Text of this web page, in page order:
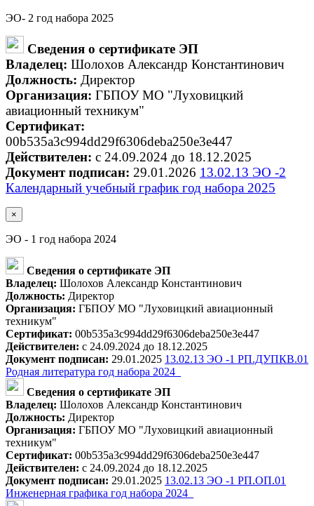
ЭО- 2 год набора 2025
Сведения о сертификате ЭП
Владелец: Шолохов Александр Константинович
Должность: Директор
Организация: ГБПОУ МО "Луховицкий
авиационный техникум"
Сертификат:
00b535a3c994dd29f6306deba250e3e447
Действителен: с 24.09.2024 до 18.12.2025
Документ подписан: 29.01.2026 13.02.13 ЭО -2
Календарный учебный график год набора 2025
×
ЭО - 1 год набора 2024
Сведения о сертификате ЭП
Владелец: Шолохов Александр Константинович
Должность: Директор
Организация: ГБПОУ МО "Луховицкий авиационный
техникум"
Сертификат: 00b535a3c994dd29f6306deba250e3e447
Действителен: с 24.09.2024 до 18.12.2025
Документ подписан: 29.01.2025 13.02.13 ЭО -1 РП.ДУПКВ.01
Родная литература год набора 2024_
Сведения о сертификате ЭП
Владелец: Шолохов Александр Константинович
Должность: Директор
Организация: ГБПОУ МО "Луховицкий авиационный
техникум"
Сертификат: 00b535a3c994dd29f6306deba250e3e447
Действителен: с 24.09.2024 до 18.12.2025
Документ подписан: 29.01.2025 13.02.13 ЭО -1 РП.ОП.01
Инженерная графика год набора 2024_